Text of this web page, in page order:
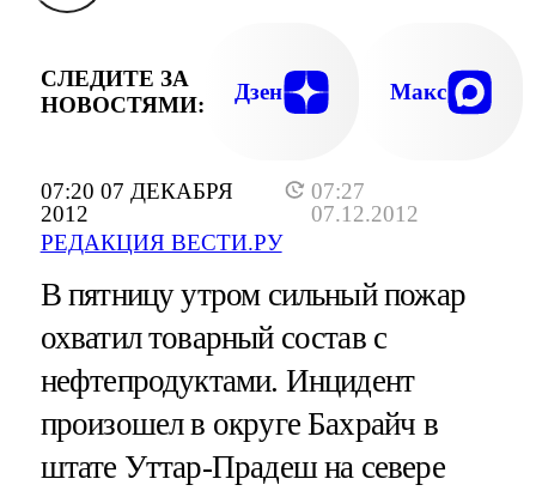
07:20 07 ДЕКАБРЯ
2012
07:27
07.12.2012
РЕДАКЦИЯ ВЕСТИ.РУ
СЛЕДИТЕ ЗА
НОВОСТЯМИ:
Дзен Макс
В пятницу утром сильный пожар
охватил товарный состав с
нефтепродуктами. Инцидент
произошел в округе Бахрайч в
штате Уттар-Прадеш на севере